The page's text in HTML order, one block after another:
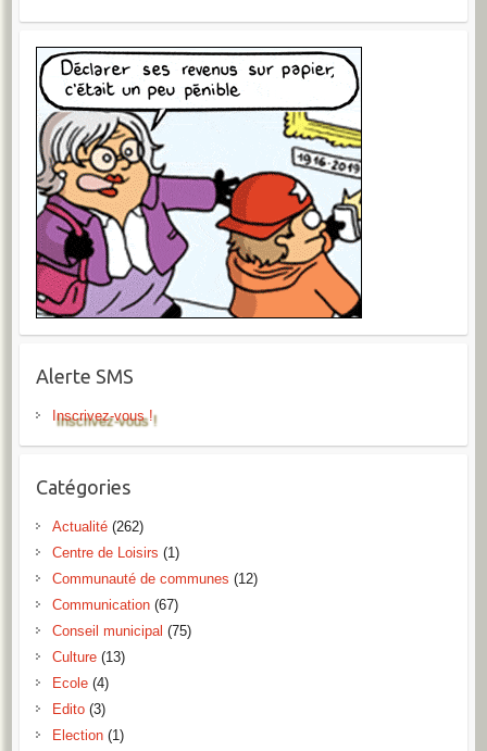
Alerte SMS
Inscrivez-vous !
Catégories
Actualité(262)
Centre de Loisirs (1)
Communauté de communes (12)
Communication(67)
Conseil municipal (75)
Culture(13)
Ecole(4)
Edito(3)
Election(1)